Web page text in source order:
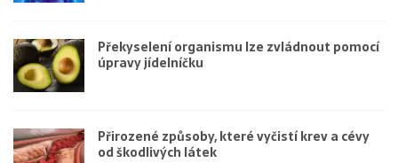
Překyselení organismu lze zvládnout pomocí
úpravy jídelníčku
Přirozené způsoby, které vyčistí krev a cévy
od škodlivých látek